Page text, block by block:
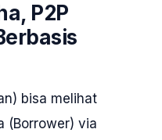
P2P
bisa melihat
(Borrower) via